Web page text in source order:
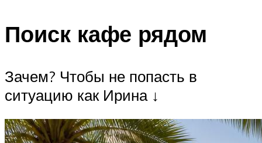
Поиск кафе рядом
Зачем? Чтобы не попасть в
ситуацию как Ирина ↓